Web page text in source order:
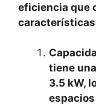
eficiencia que
tiene
3.5 kW,
espacios